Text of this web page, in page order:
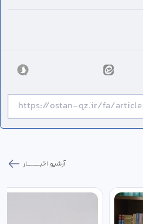
آرشیو اخبـــــــــــار